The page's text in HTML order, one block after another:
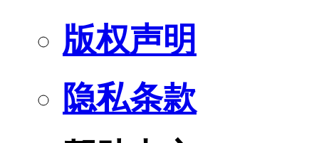
版权声明
隐私条款